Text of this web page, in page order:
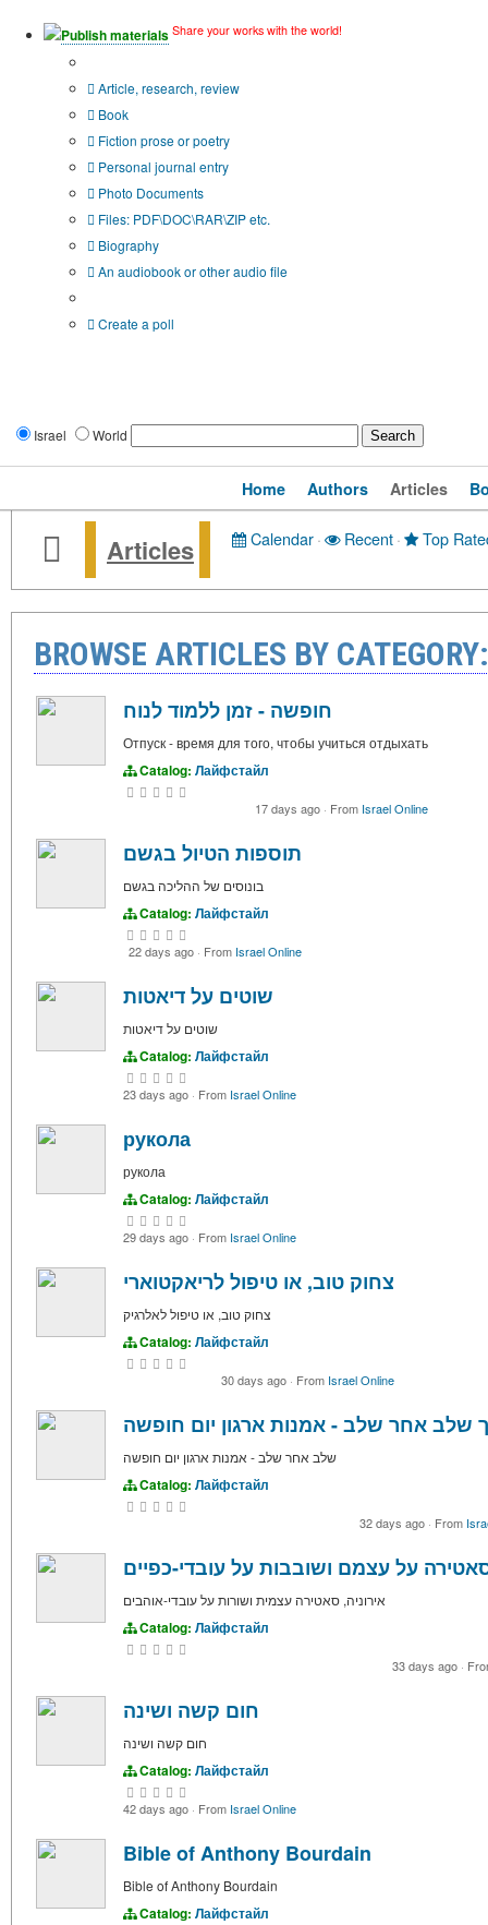
Publish materials Share your works with the world!
Article, research, review
Book
Fiction prose or poetry
Personal journal entry
Photo Documents
Files: PDF\DOC\RAR\ZIP etc.
Biography
An audiobook or other audio file
Create a poll
Israel World
Home Authors Articles
Articles Calendar· Recent· Top
BROWSE ARTICLES BY
חופשה - זמן ללמוד לנוח
Отпуск - время для того, чтобы учиться отдыхать
Catalog: Лайфстайл
17 days ago · From Israel Online
תוספות הטיול בגשם
בונוסים של ההליכה בגשם
Catalog: Лайфстайл
22 days ago · From Israel Online
שוטים על דיאטות
שוטים על דיאטות
Catalog: Лайфстайл
23 days ago · From Israel Online
рукола
рукола
Catalog: Лайфстайл
29 days ago · From Israel Online
צחוק טוב, או טיפול לריאקטוארי
צחוק טוב, או טיפול לאלרגיק
Catalog: Лайфстайл
30 days ago · From Israel Online
שלב אחר שלב - אמנות ארגון יום חופשה
שלב אחר שלב - אמנות ארגון יום חופשה
Catalog: Лайфстайл
32 days ago · From
על עצמם ושובבות על עובדי-כפיים
אירוניה, סאטירה עצמית ושורות על עובדי-אוהבים
Catalog: Лайфстайл
33 days ago ·
חום קשה ושינה
חום קשה ושינה
Catalog: Лайфстайл
42 days ago · From Israel Online
Bible of Anthony Bourdain
Bible of Anthony Bourdain
Catalog: Лайфстайл